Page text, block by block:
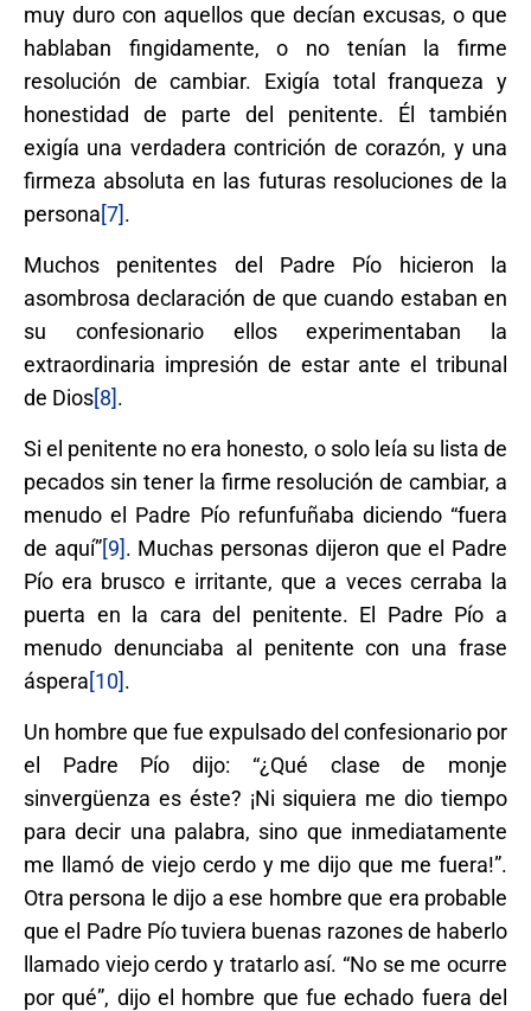
muy duro con aquellos que decían excusas, o que
hablaban fingidamente, o no tenían la firme
resolución de cambiar. Exigía total franqueza y
honestidad de parte del penitente. Él también
exigía una verdadera contrición de corazón, y una
firmeza absoluta en las futuras resoluciones de la
persona[7].
Muchos penitentes del Padre Pío hicieron la
asombrosa declaración de que cuando estaban en
su confesionario ellos experimentaban la
extraordinaria impresión de estar ante el tribunal
de Dios[8].
Si el penitente no era honesto, o solo leía su lista de
pecados sin tener la firme resolución de cambiar, a
menudo el Padre Pío refunfuñaba diciendo “fuera
de aquí”[9]. Muchas personas dijeron que el Padre
Pío era brusco e irritante, que a veces cerraba la
puerta en la cara del penitente. El Padre Pío a
menudo denunciaba al penitente con una frase
áspera[10].
Un hombre que fue expulsado del confesionario por
el Padre Pío dijo: “¿Qué clase de monje
sinvergüenza es éste? ¡Ni siquiera me dio tiempo
para decir una palabra, sino que inmediatamente
me llamó de viejo cerdo y me dijo que me fuera!”.
Otra persona le dijo a ese hombre que era probable
que el Padre Pío tuviera buenas razones de haberlo
llamado viejo cerdo y tratarlo así. “No se me ocurre
por qué”, dijo el hombre que fue echado fuera del